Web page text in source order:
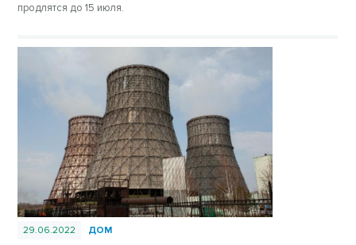
продлятся до 15 июля.
29.06.2022 ДОМ